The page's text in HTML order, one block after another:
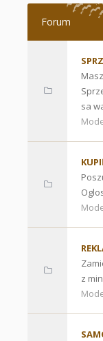
Forum
sa
z